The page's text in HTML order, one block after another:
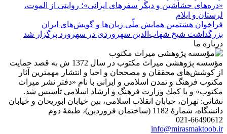
«دره‌های حشاشین و دیگر سفرهای ایرانی»؛ روایتی از الموت،
لرستان و ایلام
فراخوان هشتمین همایش ملّی زبان‌ها و گویش‌های ایران
بزرگداشت شیخ شهاب‌الدین سهروردی در سهرورد برگزار شد
درباره ما
مؤسسه پژوهشی میراث مكتوب در سال 1372 ش به قصد حمایت
از كوشش‌های محققان و مصححان و احیا و انتشار مهمترین آثار
مكتوب فرهنگ و تمدن اسلامی و ایرانی با نام «دفتر نشر میراث
مكتوب» و با كمك وزارت فرهنگ و ارشاد اسلامی تأسیس شد.
نشانی: تهران، خیابان انقلاب اسلامی، بین خیابان ابوریحان و خیابان
دانشگاه، شمارۀ 1182 (ساختمان فروردین)، طبقۀ دوم
021-66490612
info@mirasmaktoob.ir